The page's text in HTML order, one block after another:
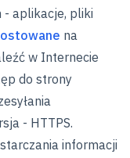
- aplikacje, pliki
na
w Internecie
do strony
- HTTPS.
informacji